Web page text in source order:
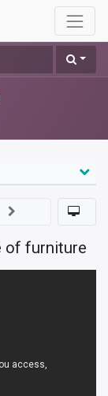
of furniture